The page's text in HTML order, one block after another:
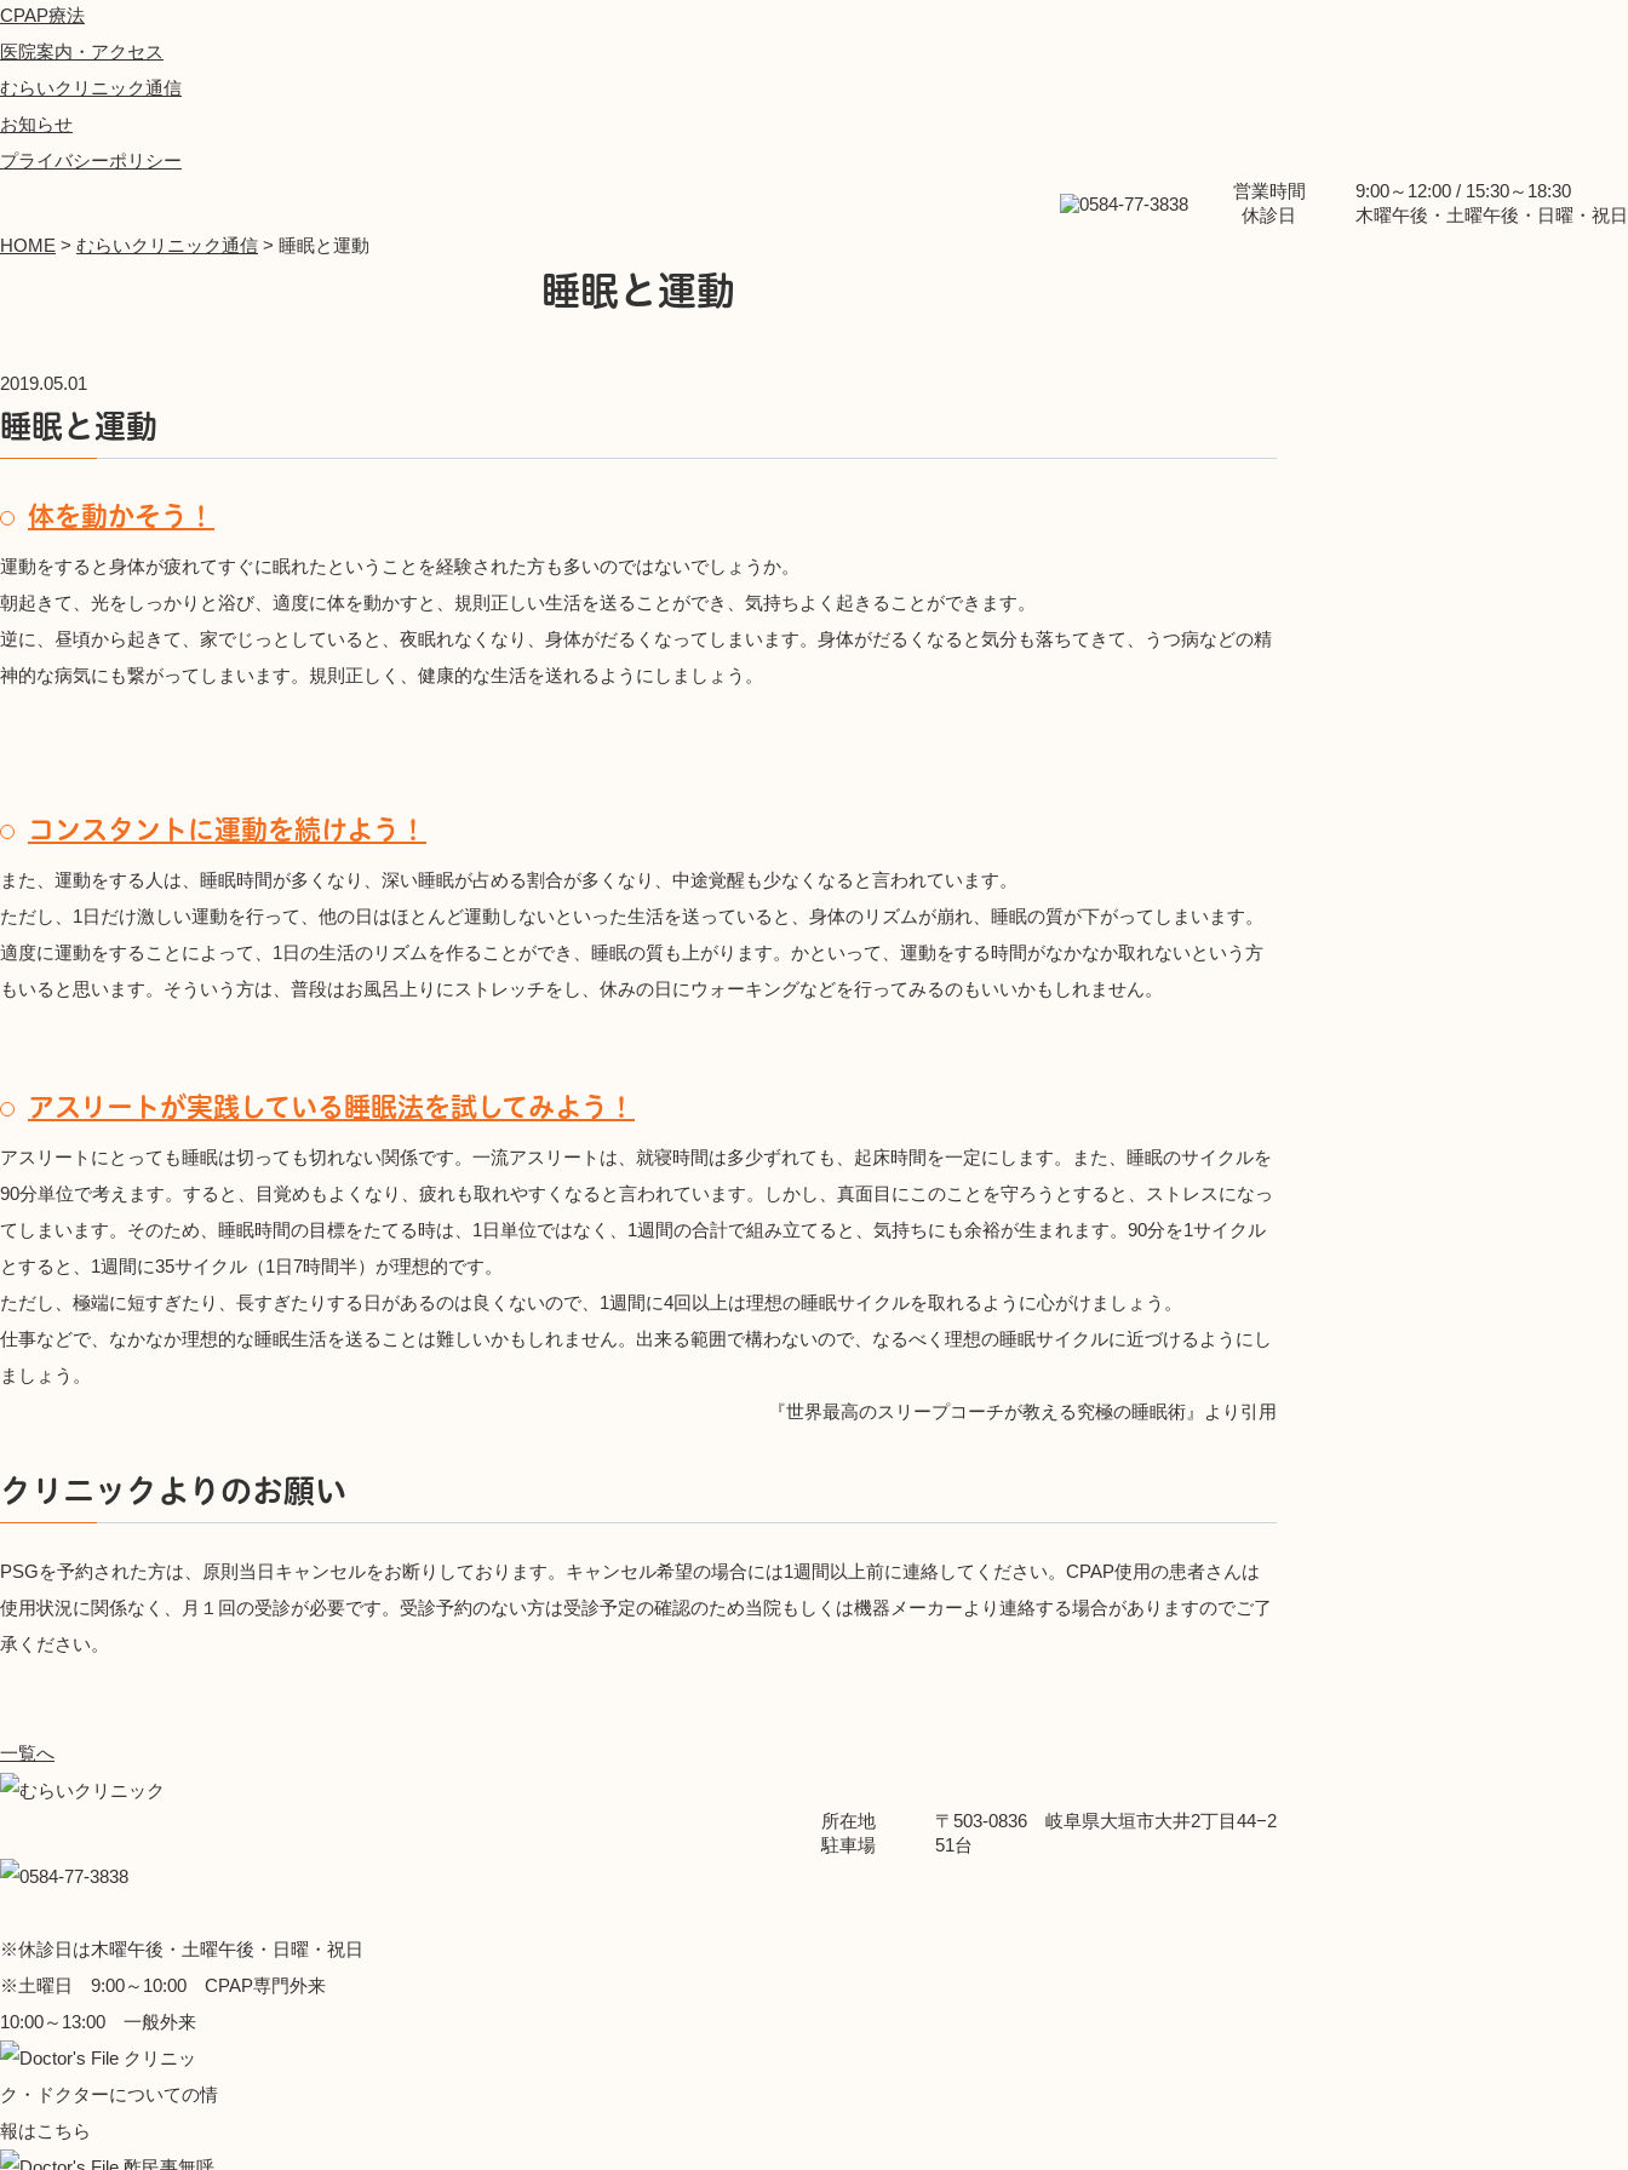
CPAP療法
医院案内・アクセス
むらいクリニック通信
お知らせ
プライバシーポリシー
営業時間
9:00～12:00 / 15:30～18:30
休診日
木曜午後・土曜午後・日曜・祝日
HOME > むらいクリニック通信 > 睡眠と運動
睡眠と運動
2019.05.01
睡眠と運動
体を動かそう！
運動をすると身体が疲れてすぐに眠れたということを経験された方も多いのではないでしょうか。
朝起きて、光をしっかりと浴び、適度に体を動かすと、規則正しい生活を送ることができ、気持ちよく起きることができます。
逆に、昼頃から起きて、家でじっとしていると、夜眠れなくなり、身体がだるくなってしまいます。身体がだるくなると気分も落ちてきて、うつ病などの精
神的な病気にも繋がってしまいます。規則正しく、健康的な生活を送れるようにしましょう。
コンスタントに運動を続けよう！
また、運動をする人は、睡眠時間が多くなり、深い睡眠が占める割合が多くなり、中途覚醒も少なくなると言われています。
ただし、1日だけ激しい運動を行って、他の日はほとんど運動しないといった生活を送っていると、身体のリズムが崩れ、睡眠の質が下がってしまいます。
適度に運動をすることによって、1日の生活のリズムを作ることができ、睡眠の質も上がります。かといって、運動をする時間がなかなか取れないという方
もいると思います。そういう方は、普段はお風呂上りにストレッチをし、休みの日にウォーキングなどを行ってみるのもいいかもしれません。
アスリートが実践している睡眠法を試してみよう！
アスリートにとっても睡眠は切っても切れない関係です。一流アスリートは、就寝時間は多少ずれても、起床時間を一定にします。また、睡眠のサイクルを
90分単位で考えます。すると、目覚めもよくなり、疲れも取れやすくなると言われています。しかし、真面目にこのことを守ろうとすると、ストレスになっ
てしまいます。そのため、睡眠時間の目標をたてる時は、1日単位ではなく、1週間の合計で組み立てると、気持ちにも余裕が生まれます。90分を1サイクル
とすると、1週間に35サイクル（1日7時間半）が理想的です。
ただし、極端に短すぎたり、長すぎたりする日があるのは良くないので、1週間に4回以上は理想の睡眠サイクルを取れるように心がけましょう。
仕事などで、なかなか理想的な睡眠生活を送ることは難しいかもしれません。出来る範囲で構わないので、なるべく理想の睡眠サイクルに近づけるようにし
ましょう。
『世界最高のスリープコーチが教える究極の睡眠術』より引用
クリニックよりのお願い
PSGを予約された方は、原則当日キャンセルをお断りしております。キャンセル希望の場合には1週間以上前に連絡してください。CPAP使用の患者さんは
使用状況に関係なく、月１回の受診が必要です。受診予約のない方は受診予定の確認のため当院もしくは機器メーカーより連絡する場合がありますのでご了
承ください。
一覧へ
所在地
〒503-0836 岐阜県大垣市大井2丁目44−2
駐車場
51台
※休診日は木曜午後・土曜午後・日曜・祝日
※土曜日 9:00～10:00 CPAP専門外来
10:00～13:00 一般外来